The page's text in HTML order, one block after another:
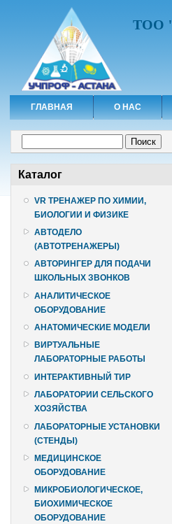
ТОО
ГЛАВНАЯ О НАС
Каталог
VR ТРЕНАЖЕР ПО ХИМИИ,
БИОЛОГИИ И ФИЗИКЕ
АВТОДЕЛО
(АВТОТРЕНАЖЕРЫ)
АВТОРИНГЕР ДЛЯ ПОДАЧИ
ШКОЛЬНЫХ ЗВОНКОВ
АНАЛИТИЧЕСКОЕ
ОБОРУДОВАНИЕ
АНАТОМИЧЕСКИЕ МОДЕЛИ
ВИРТУАЛЬНЫЕ
ЛАБОРАТОРНЫЕ РАБОТЫ
ИНТЕРАКТИВНЫЙ ТИР
ЛАБОРАТОРИИ СЕЛЬСКОГО
ХОЗЯЙСТВА
ЛАБОРАТОРНЫЕ УСТАНОВКИ
(СТЕНДЫ)
МЕДИЦИНСКОЕ
ОБОРУДОВАНИЕ
МИКРОБИОЛОГИЧЕСКОЕ,
БИОХИМИЧЕСКОЕ
ОБОРУДОВАНИЕ